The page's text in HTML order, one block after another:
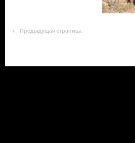
Предыдущая страница